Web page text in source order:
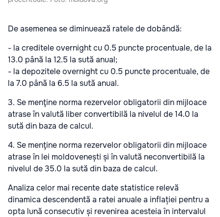
De asemenea se diminuează ratele de dobândă:
- la creditele overnight cu 0.5 puncte procentuale, de la
13.0 până la 12.5 la sută anual;
- la depozitele overnight cu 0.5 puncte procentuale, de
la 7.0 până la 6.5 la sută anual.
3. Se menţine norma rezervelor obligatorii din mijloace
atrase în valută liber convertibilă la nivelul de 14.0 la
sută din baza de calcul.
4. Se menţine norma rezervelor obligatorii din mijloace
atrase în lei moldovenești și în valută neconvertibilă la
nivelul de 35.0 la sută din baza de calcul.
Analiza celor mai recente date statistice relevă
dinamica descendentă a ratei anuale a inflației pentru a
opta lună consecutiv și revenirea acesteia în intervalul